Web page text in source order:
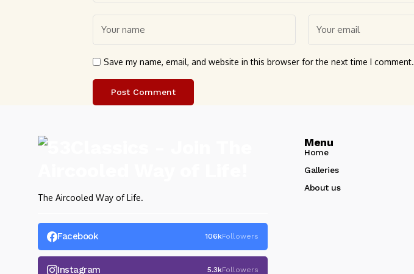
Save my name, email, and website in this browser for the next time I comment.
The Aircooled Way of Life.
Facebook 106kFollowers
Instagram 5.3kFollowers
Menu
Home
Galleries
About us